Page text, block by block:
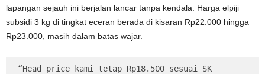
lapangan sejauh ini berjalan lancar tanpa kendala. Harga elpiji
subsidi 3 kg di tingkat eceran berada di kisaran Rp22.000 hingga
Rp23.000, masih dalam batas wajar.
“Head price kami tetap Rp18.500 sesuai SK